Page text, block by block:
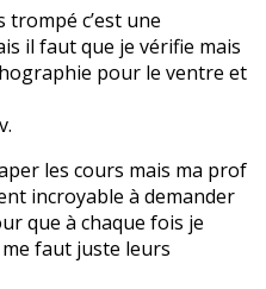
trompé c’est une
il faut que je vérifie mais
pour le ventre et
les cours mais ma prof
incroyable à demander
que à chaque fois je
faut juste leurs